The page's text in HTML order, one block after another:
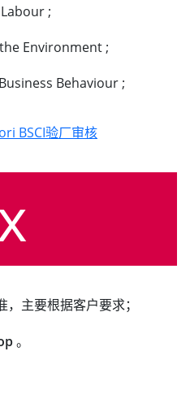
;
Environment ;
Behaviour ;
BSCI验厂审核
主要根据客户要求；
。